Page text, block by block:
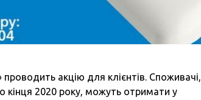
акцію для клієнтів. Споживачі,
кінця 2020 року, можуть отримати у